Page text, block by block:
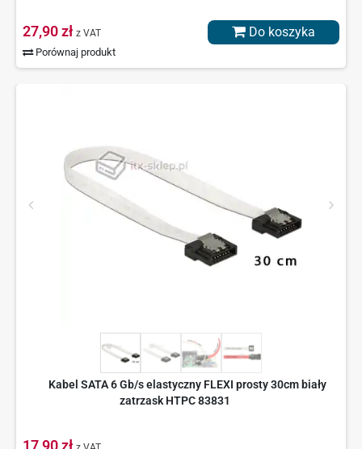
27,90 zł z VAT
Porównaj produkt
Do koszyka
Kabel SATA 6 Gb/s elastyczny FLEXI prosty 30cm biały
zatrzask HTPC 83831